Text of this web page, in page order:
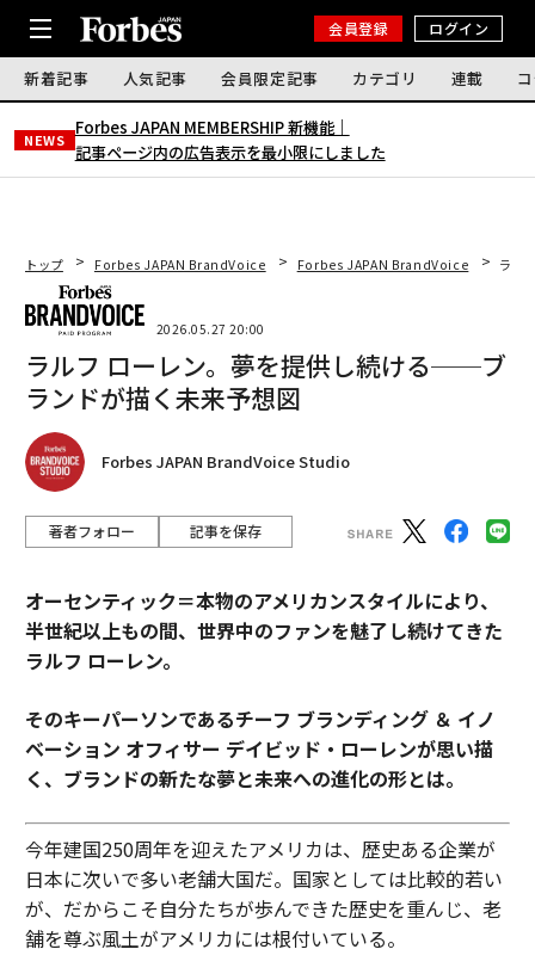
会員登録 ログイン
新着記事 人気記事 会員限定記事 カテゴリ 連載
NEWS
Forbes JAPAN MEMBERSHIP 新機能｜
記事ページ内の広告表示を最小限にしました
トップ Forbes JAPAN BrandVoice Forbes JAPAN BrandVoice ラル
2026.05.27 20:00
ラルフ ローレン。夢を提供し続ける──ブ
ランドが描く未来予想図
Forbes JAPAN BrandVoice Studio
著者フォロー 記事を保存
オーセンティック＝本物のアメリカンスタイルにより、
半世紀以上もの間、世界中のファンを魅了し続けてきた
ラルフ ローレン。
そのキーパーソンであるチーフ ブランディング ＆ イノ
ベーション オフィサー デイビッド・ローレンが思い描
く、ブランドの新たな夢と未来への進化の形とは。
今年建国250周年を迎えたアメリカは、歴史ある企業が
日本に次いで多い老舗大国だ。国家としては比較的若い
が、だからこそ自分たちが歩んできた歴史を重んじ、老
舗を尊ぶ風土がアメリカには根付いている。